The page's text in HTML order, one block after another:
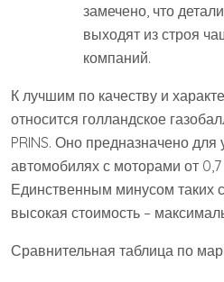
замечено, что
выходят из строя
компаний.
К лучшим по качеству и
относится голландское
PRINS. Оно предназначено для
автомобилях с моторами от 0,7
Единственным минусом таких
высокая стоимость –
Сравнительная таблица по